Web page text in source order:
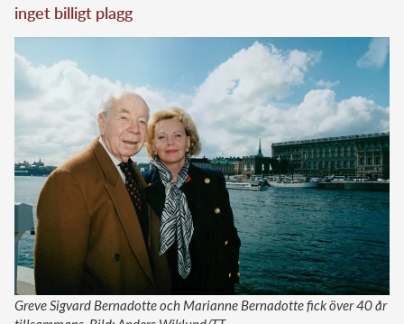
inget billigt plagg
Greve Sigvard Bernadotte och Marianne Bernadotte fick över 40 år